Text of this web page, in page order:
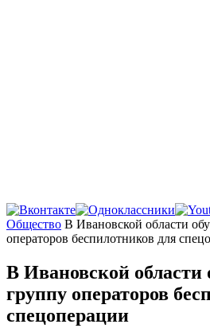
Главная
Общество В Ивановской области
операторов беспилотников для
В Ивановской области
группу операторов
спецоперации